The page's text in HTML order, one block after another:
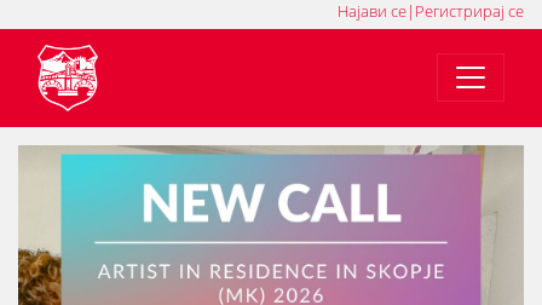
Регистрирај се
|
Најави се